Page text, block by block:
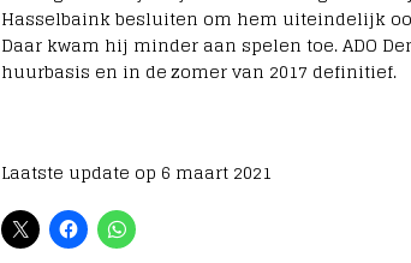
Hasselbaink besluiten om hem uiteindelijk
Daar kwam hij minder aan spelen toe. ADO
huurbasis en in de zomer van 2017 definitief.
Laatste update op 6 maart 2021